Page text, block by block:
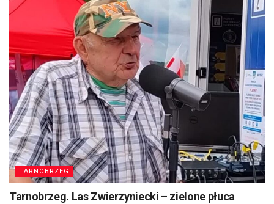
TARNOBRZEG
Tarnobrzeg. Las Zwierzyniecki – zielone płuca